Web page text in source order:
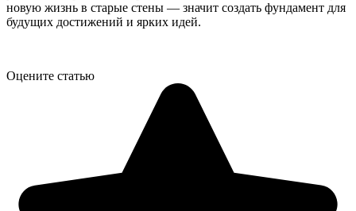
новую жизнь в старые стены — значит создать фундамент для
будущих достижений и ярких идей.
Оцените статью